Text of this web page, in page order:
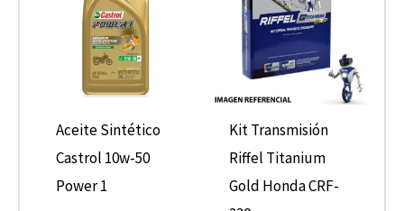
Aceite Sintético
Castrol 10w-50
Power 1
Kit Transmisión
Riffel Titanium
Gold Honda CRF-